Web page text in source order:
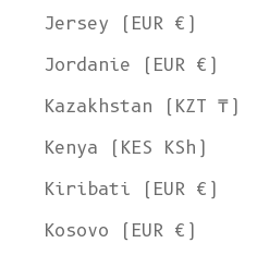
Jersey (EUR €)
Jordanie (EUR €)
Kazakhstan (KZT ₸)
Kenya (KES KSh)
Kiribati (EUR €)
Kosovo (EUR €)